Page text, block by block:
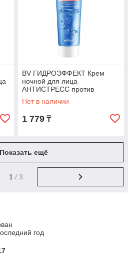
BV ГИДРОЭФФЕКТ Крем
ночной для лица
АНТИСТРЕСС против
признаков усталости, 50 мл
Нет в наличии
1 779 ₸
Показать ещё
1 / 3
год